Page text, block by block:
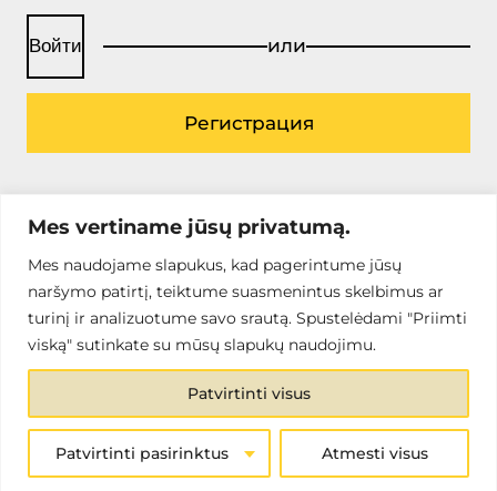
Mes vertiname jūsų privatumą.
Mes naudojame slapukus, kad pagerintume jūsų
naršymo patirtį, teiktume suasmenintus skelbimus ar
turinį ir analizuotume savo srautą. Spustelėdami "Priimti
viską" sutinkate su mūsų slapukų naudojimu.
Patvirtinti pasirinktus Atmesti visus
Patvirtinti visus
Войти или
Регистрация
2025 © “HEKO”. Все права защищены. Политика
конфиденциальности.
Хостинг веб-сайтов:
Разработка веб-сайта: